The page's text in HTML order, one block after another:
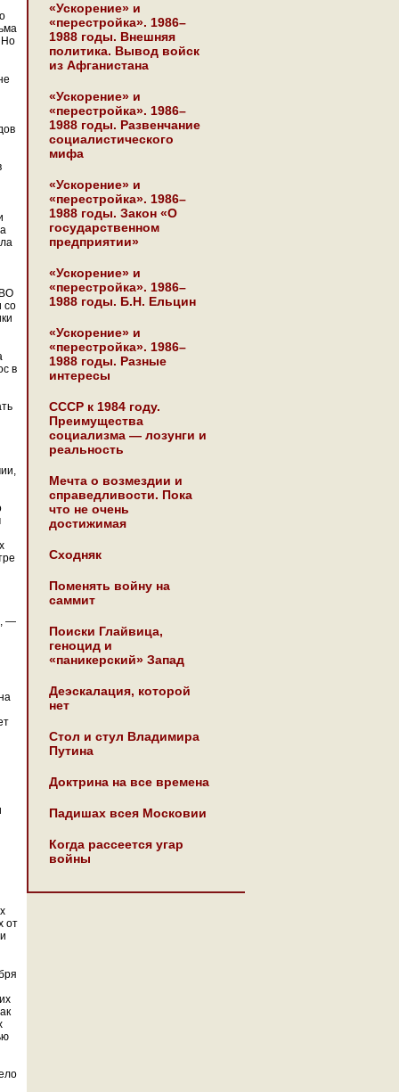
Но
со
в
—
от
«Ускорение» и
«перестройка». 1986–
1988 годы. Внешняя
политика. Вывод войск
из Афганистана
«Ускорение» и
«перестройка». 1986–
1988 годы. Развенчание
социалистического
мифа
«Ускорение» и
«перестройка». 1986–
1988 годы. Закон «О
государственном
предприятии»
«Ускорение» и
«перестройка». 1986–
1988 годы. Б.Н. Ельцин
«Ускорение» и
«перестройка». 1986–
1988 годы. Разные
интересы
СССР к 1984 году.
Преимущества
социализма — лозунги и
реальность
Мечта о возмездии и
справедливости. Пока
что не очень
достижимая
Сходняк
Поменять войну на
саммит
Поиски Глайвица,
геноцид и
«паникерский» Запад
Деэскалация, которой
нет
Стол и стул Владимира
Путина
Доктрина на все времена
Падишах всея Московии
Когда рассеется угар
войны